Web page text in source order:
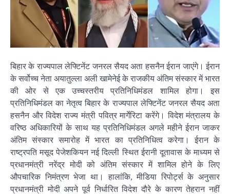
बिहार के राज्यपाल लेफ्टिनेंट जनरल सैयद अता हसनैन ईरान जाएंगे। ईरान
के सर्वोच्च नेता अयातुल्ला अली खामेनेई के राजकीय अंतिम संस्कार में भारत
की ओर से एक उच्चस्तरीय प्रतिनिधिमंडल शामिल होगा। इस
प्रतिनिधिमंडल का नेतृत्व बिहार के राज्यपाल लेफ्टिनेंट जनरल सैयद अता
हसनैन और विदेश राज्य मंत्री पवित्र मार्गेरिटा करेंगे। विदेश मंत्रालय के
वरिष्ठ अधिकारियों के साथ यह प्रतिनिधिमंडल अगले महीने ईरान जाकर
अंतिम संस्कार समारोह में भारत का प्रतिनिधित्व करेगा। ईरान के
राष्ट्रपति मसूद पेजेशकियन नई दिल्ली स्थित ईरानी दूतावास के माध्यम से
प्रधानमंत्री नरेंद्र मोदी को अंतिम संस्कार में शामिल होने के लिए
औपचारिक निमंत्रण भेजा था। हालांकि, मीडिया रिपोर्ट्स के अनुसार
प्रधानमंत्री मोदी अपने पूर्व निर्धारित विदेश दौरे के कारण तेहरान नहीं